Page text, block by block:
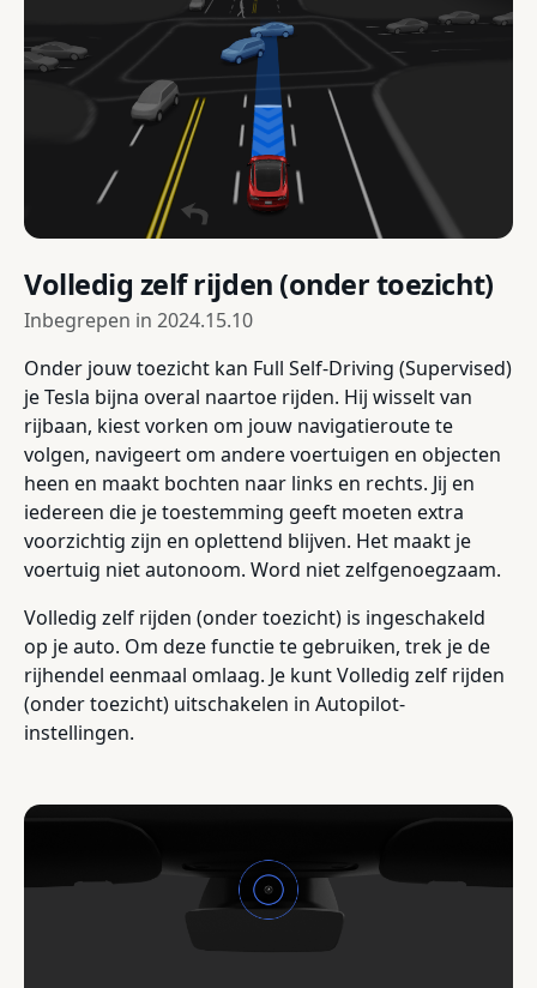
Volledig zelf rijden (onder toezicht)
Inbegrepen in 2024.15.10
Onder jouw toezicht kan Full Self-Driving (Supervised)
je Tesla bijna overal naartoe rijden. Hij wisselt van
rijbaan, kiest vorken om jouw navigatieroute te
volgen, navigeert om andere voertuigen en objecten
heen en maakt bochten naar links en rechts. Jij en
iedereen die je toestemming geeft moeten extra
voorzichtig zijn en oplettend blijven. Het maakt je
voertuig niet autonoom. Word niet zelfgenoegzaam.
Volledig zelf rijden (onder toezicht) is ingeschakeld
op je auto. Om deze functie te gebruiken, trek je de
rijhendel eenmaal omlaag. Je kunt Volledig zelf rijden
(onder toezicht) uitschakelen in Autopilot-
instellingen.